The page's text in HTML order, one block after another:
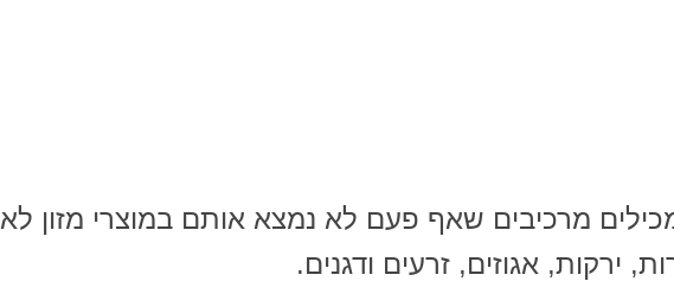
מכילים מרכיבים שאף פעם לא נמצא אותם במוצרי מזון לא
ירקות, אגוזים, זרעים ודגנים.